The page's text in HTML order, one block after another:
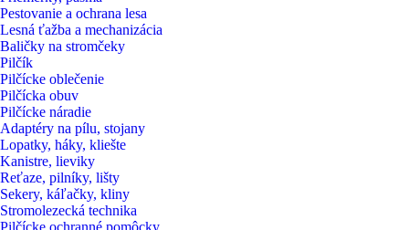
Pestovanie a ochrana lesa
Lesná ťažba a mechanizácia
Baličky na stromčeky
Pilčík
Pilčícke oblečenie
Pilčícka obuv
Pilčícke náradie
Adaptéry na pílu, stojany
Lopatky, háky, kliešte
Kanistre, lieviky
Reťaze, pilníky, lišty
Sekery, káľačky, kliny
Stromolezecká technika
Pilčícke ochranné pomôcky